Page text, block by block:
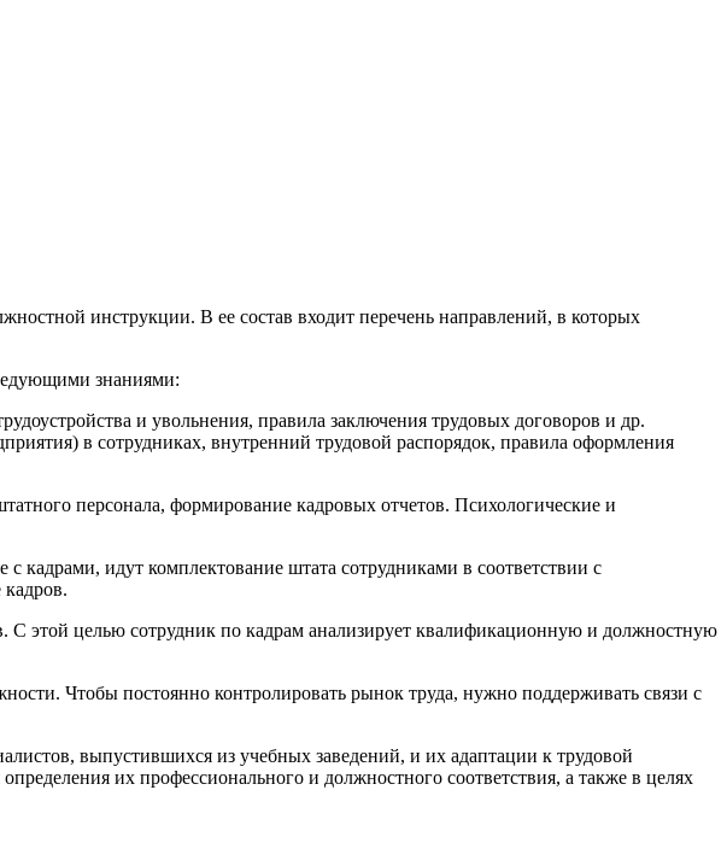
инструкции. В ее состав входит перечень направлений, в которых
знаниями:
и увольнения, правила заключения трудовых договоров и др.
в сотрудниках, внутренний трудовой распорядок, правила оформления
персонала, формирование кадровых отчетов. Психологические и
кадрами, идут комплектование штата сотрудниками в соответствии с
С этой целью сотрудник по кадрам анализирует квалификационную и должностную
Чтобы постоянно контролировать рынок труда, нужно поддерживать связи с
выпустившихся из учебных заведений, и их адаптации к трудовой
их профессионального и должностного соответствия, а также в целях